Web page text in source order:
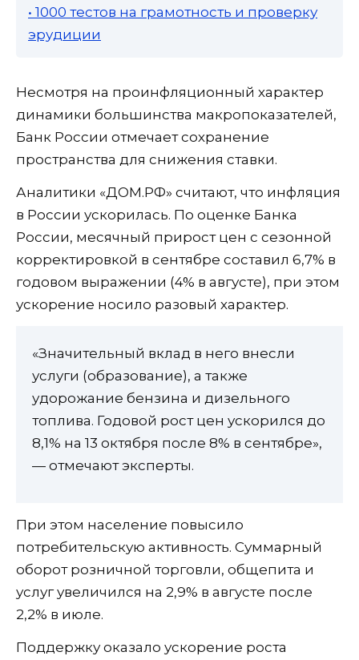
• 1000 тестов на грамотность и проверку
эрудиции
Несмотря на проинфляционный характер
динамики большинства макропоказателей,
Банк России отмечает сохранение
пространства для снижения ставки.
Аналитики «ДОМ.РФ» считают, что инфляция
в России ускорилась. По оценке Банка
России, месячный прирост цен с сезонной
корректировкой в сентябре составил 6,7% в
годовом выражении (4% в августе), при этом
ускорение носило разовый характер.
«Значительный вклад в него внесли
услуги (образование), а также
удорожание бензина и дизельного
топлива. Годовой рост цен ускорился до
8,1% на 13 октября после 8% в сентябре»,
— отмечают эксперты.
При этом население повысило
потребительскую активность. Суммарный
оборот розничной торговли, общепита и
услуг увеличился на 2,9% в августе после
2,2% в июле.
Поддержку оказало ускорение роста